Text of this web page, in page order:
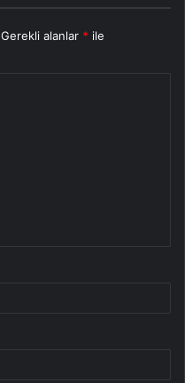
Gerekli alanlar * ile